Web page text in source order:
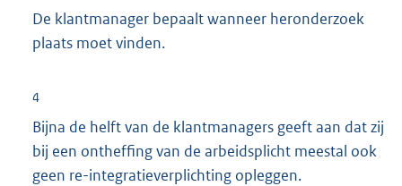
De klantmanager bepaalt wanneer heronderzoek
plaats moet vinden.
4
Bijna de helft van de klantmanagers geeft aan dat zij
bij een ontheffing van de arbeidsplicht meestal ook
geen re-integratieverplichting opleggen.